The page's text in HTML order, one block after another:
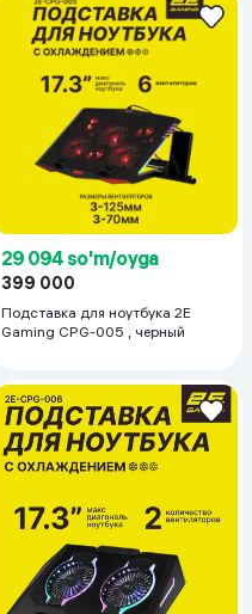
29 094 so'm/oyga
399 000
Подставка для ноутбука 2E
Gaming CPG-005 , черный